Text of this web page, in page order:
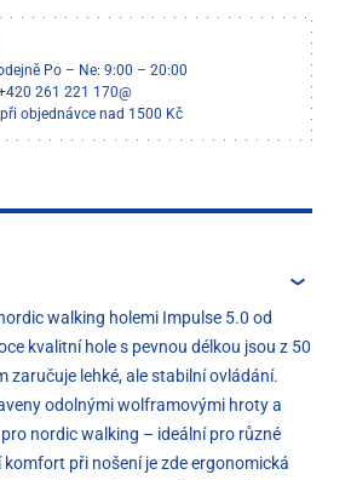
Po – Ne: 9:00 – 20:00
261 221 170@
objednávce nad 1500 Kč
walking holemi Impulse 5.0 od
kvalitní hole s pevnou délkou jsou z 50
zaručuje lehké, ale stabilní ovládání.
odolnými wolframovými hroty a
nordic walking – ideální pro různé
komfort při nošení je zde ergonomická